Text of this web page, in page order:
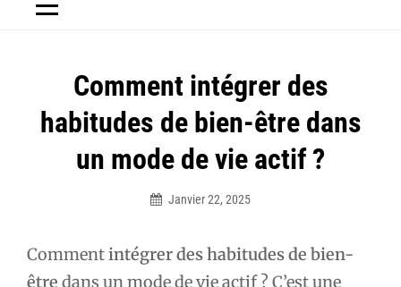
Comment intégrer des
habitudes de bien-être dans
un mode de vie actif ?
Janvier 22, 2025
Commentintégrer des habitudes de bien-
être dans un mode de vie actif ? C’est une
Navigation
de
l’article